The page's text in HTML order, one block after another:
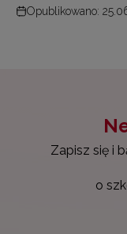
Opublikowano:
Zapisz się i
o